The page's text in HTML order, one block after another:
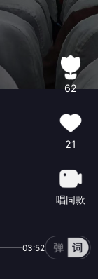
62
21
唱同款
03:52